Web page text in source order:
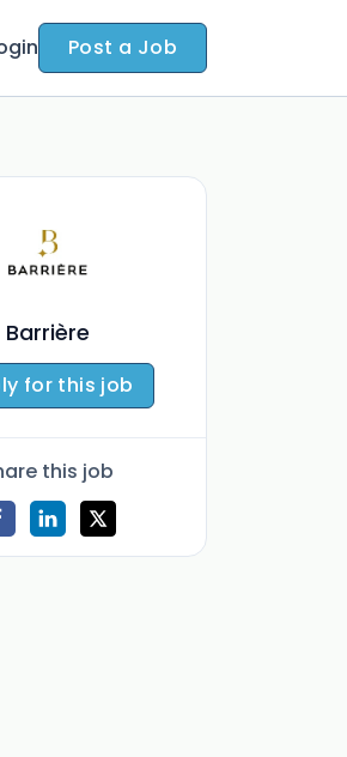
Post a Job
Barrière
for this job
this job